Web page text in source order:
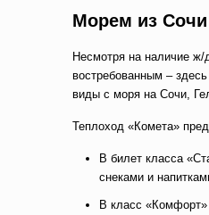
Морем из Сочи
Несмотря на наличие
востребованным –
виды с моря на Сочи,
Теплоход «Комета»
В билет класса
снеками и
В класс